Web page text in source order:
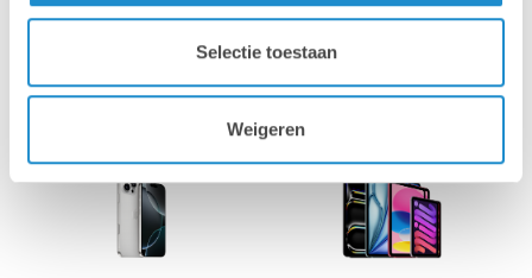
Selectie toestaan
Weigeren
Mac Mac